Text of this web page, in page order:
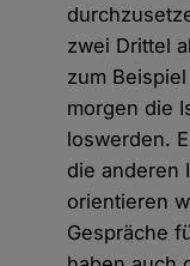
zwei Drittel
zum
morgen die
loswerden.
die anderen
orientieren
Gespräche